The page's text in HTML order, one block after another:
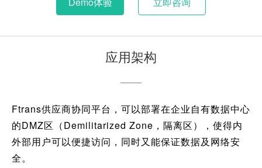
应用架构
Ftrans供应商协同平台，可以部署在企业自有数据中心
的DMZ区（Demilitarized Zone，隔离区），使得内
外部用户可以便捷访问，同时又能保证数据及网络安
全。